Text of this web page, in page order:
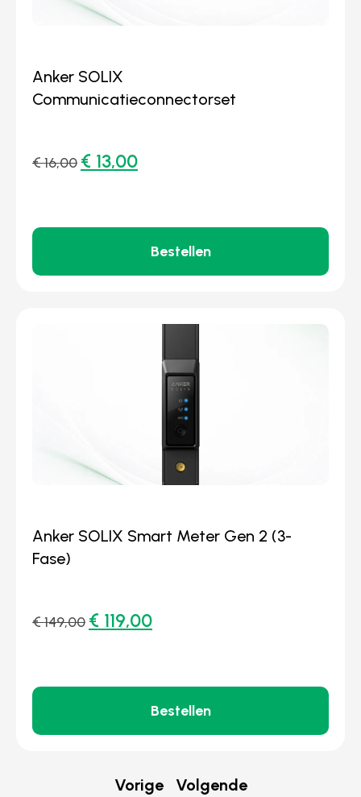
Anker SOLIX
Communicatieconnectorset
€16,00 € 13,00
Bestellen
Anker SOLIX Smart Meter Gen 2 (3-
Fase)
€149,00 € 119,00
Bestellen
Vorige Volgende